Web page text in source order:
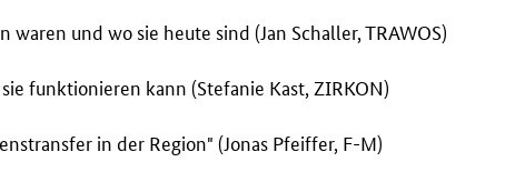
und wo sie heute sind (Jan Schaller, TRAWOS)
funktionieren kann (Stefanie Kast, ZIRKON)
in der Region" (Jonas Pfeiffer, F-M)